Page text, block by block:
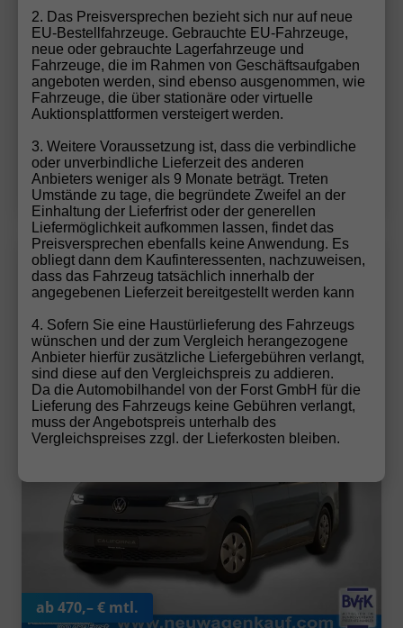
UVL:24.09.2026 60.290,– €
incl. 19% MwSt.
5-türig, 110 kW (150 PS), Automatik,
Verbrennungsmotor (ICE), Diesel, Kraftstoffverbrauch
kombiniert 6,9 l/100km (WLTP), CO₂-Emission
kombiniert 181.00 g/km (WLTP), CO₂-Klasse G,
Außenfarbe: Candy Weiß, Zustand, Fahrfähigkeit:
fahrtauglich, Zustand: unfallfrei, Fahrzeugnr.: 73495
Details
Volkswagen T7 California Wir rufen Sie an!
PDF-Datei,
Beach 2.0 TDI 7-Gang-DSG
ab 470,– € mtl.
2. Das Preisversprechen bezieht sich nur auf neue
EU-Bestellfahrzeuge. Gebrauchte EU-Fahrzeuge,
neue oder gebrauchte Lagerfahrzeuge und
Fahrzeuge, die im Rahmen von Geschäftsaufgaben
angeboten werden, sind ebenso ausgenommen, wie
Fahrzeuge, die über stationäre oder virtuelle
Auktionsplattformen versteigert werden.
3. Weitere Voraussetzung ist, dass die verbindliche
oder unverbindliche Lieferzeit des anderen
Anbieters weniger als 9 Monate beträgt. Treten
Umstände zu tage, die begründete Zweifel an der
Einhaltung der Lieferfrist oder der generellen
Liefermöglichkeit aufkommen lassen, findet das
Preisversprechen ebenfalls keine Anwendung. Es
obliegt dann dem Kaufinteressenten, nachzuweisen,
dass das Fahrzeug tatsächlich innerhalb der
angegebenen Lieferzeit bereitgestellt werden kann
4. Sofern Sie eine Haustürlieferung des Fahrzeugs
wünschen und der zum Vergleich herangezogene
Anbieter hierfür zusätzliche Liefergebühren verlangt,
sind diese auf den Vergleichspreis zu addieren.
Da die Automobilhandel von der Forst GmbH für die
Lieferung des Fahrzeugs keine Gebühren verlangt,
muss der Angebotspreis unterhalb des
Vergleichspreises zzgl. der Lieferkosten bleiben.